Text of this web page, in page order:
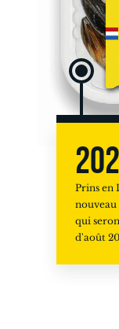
Prins en
nouveau
qui
d'août